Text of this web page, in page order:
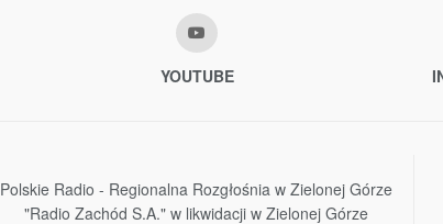
YOUTUBE
Polskie Radio - Regionalna Rozgłośnia w Zielonej Górze
"Radio Zachód S.A." w likwidacji w Zielonej Górze